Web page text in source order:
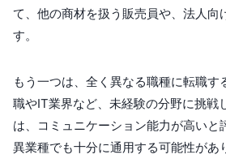
て、他の商材を扱う販売員や、法人向
す。
もう一つは、全く異なる職種に転職す
職やIT業界など、未経験の分野に挑戦
は、コミュニケーション能力が高いと
異業種でも十分に通用する可能性があ